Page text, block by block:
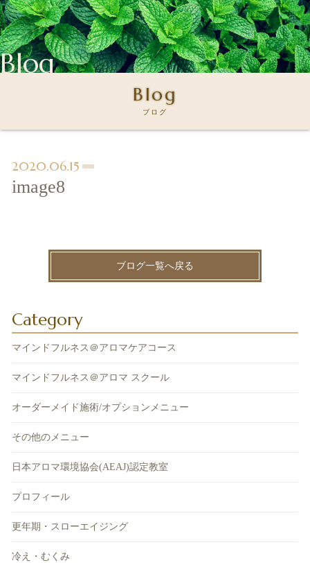
Blog
Blog
ブログ
2020.06.15
image8
ブログ一覧へ戻る
Category
マインドフルネス＠アロマケアコース
マインドフルネス＠アロマ スクール
オーダーメイド施術/オプションメニュー
その他のメニュー
日本アロマ環境協会(AEAJ)認定教室
プロフィール
更年期・スローエイジング
冷え・むくみ